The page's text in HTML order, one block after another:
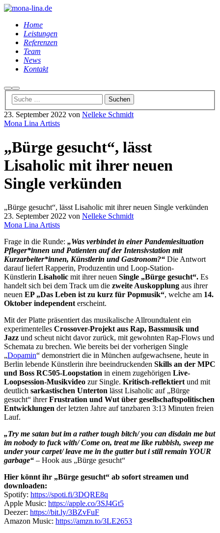
Home
Leistungen
Referenzen
Team
News
Kontakt
Suchen
Hauptmenü
23. September 2022 von Nelleke Schmidt
Mona Lina Artists
„Bürge gesucht“, lässt
Lisaholic mit ihrer neuen
Single verkünden
„Bürge gesucht“, lässt Lisaholic mit ihrer neuen Single verkünden
23. September 2022 von Nelleke Schmidt
Mona Lina Artists
Frage in die Runde: „Was verbindet in einer Pandemiesituation
Pfleger*innen und Patienten auf der Intensivstation mit
Kurzarbeiter*innen, Künstlerin und Gastronom?“ Die Antwort
darauf liefert Rapperin, Produzentin und Loop-Station-
Künstlerin Lisaholic mit ihrer neuen Single „Bürge gesucht“. Es
handelt sich bei dem Track um die zweite Auskopplung aus ihrer
neuen EP „Das Leben ist zu kurz für Popmusik“, welche am 14.
Oktober independenterscheint.
Mit der Platte präsentiert das musikalische Allroundtalent ein
experimentelles Crossover-Projekt aus Rap, Bassmusik und
Jazz und scheut nicht davor zurück, mit gewohnten Rap-Flows und
Schemata zu brechen. Wie bereits bei der vorherigen Single
„Dopamin“ demonstriert die in München aufgewachsene, heute in
Berlin lebende Künstlerin ihre beeindruckenden Skills an der MPC
und Boss RC505-Loopstation in einem zugehörigen Live-
Loopsession-Musikvideo zur Single. Kritisch-reflektiertund mit
deutlich sarkastischen Unterton lässt Lisaholic auf „Bürge
gesucht“ ihrerFrustration und Wut über gesellschaftspolitischen
Entwicklungen der letzten Jahre auf tanzbaren 3:13 Minuten freien
Lauf.
„Try me satan but im a rather tough bitch/ you can disdain me but
im nobody to fuck with/ Come on, treat me like rubbish, sweep me
under your carpet/ leave me in the gutter but i still remain YOUR
garbage“ – Hook aus „Bürge gesucht“
Hier könnt ihr „Bürge gesucht“ ab sofort streamen und
downloaden:
Spotify: https://spoti.fi/3DQRE8q
Apple Music: https://apple.co/3SJ4Gt5
Deezer: https://bit.ly/3BZvFuF
Amazon Music: https://amzn.to/3LE2653